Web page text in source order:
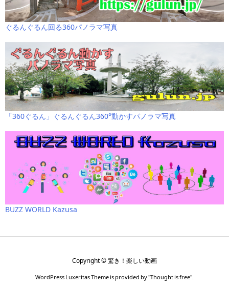
ぐるんぐるん回る360パノラマ写真
「360ぐるん」ぐるんぐるん360°動かすパノラマ写真
BUZZ WORLD Kazusa
Copyright ©驚き！楽しい動画
WordPress Luxeritas Theme is provided by "Thought is free".